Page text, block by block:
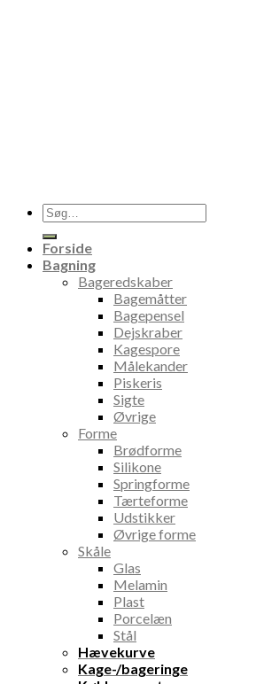
Søg
efter:
Forside
Bagning
Bageredskaber
Bagemåtter
Bagepensel
Dejskraber
Kagespore
Målekander
Piskeris
Sigte
Øvrige
Forme
Brødforme
Silikone
Springforme
Tærteforme
Udstikker
Øvrige forme
Skåle
Glas
Melamin
Plast
Porcelæn
Stål
Hævekurve
Kage-/bageringe